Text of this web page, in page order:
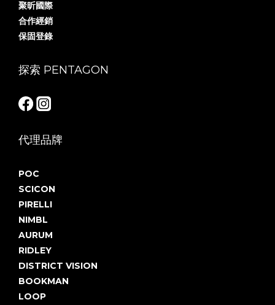
聚昕國際
合作經銷
保固登錄
探索 PENTAGON
代理品牌
POC
SCICON
PIRELLI
NIMBL
AURUM
RIDLEY
DISTRICT VISION
BOOKMAN
LOOP